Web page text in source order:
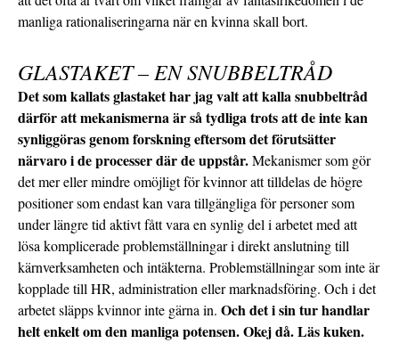
manliga rationaliseringarna när en kvinna skall bort.
GLASTAKET – EN SNUBBELTRÅD
Det som kallats glastaket har jag valt att kalla snubbeltråd
därför att mekanismerna är så tydliga trots att de inte kan
synliggöras genom forskning eftersom det förutsätter
närvaro i de processer där de uppstår.Mekanismer som gör
det mer eller mindre omöjligt för kvinnor att tilldelas de högre
positioner som endast kan vara tillgängliga för personer som
under längre tid aktivt fått vara en synlig del i arbetet med att
lösa komplicerade problemställningar i direkt anslutning till
kärnverksamheten och intäkterna. Problemställningar som inte är
kopplade till HR, administration eller marknadsföring. Och i det
arbetet släpps kvinnor inte gärna in. Och det i sin tur handlar
helt enkelt om den manliga potensen. Okej då. Läs kuken.